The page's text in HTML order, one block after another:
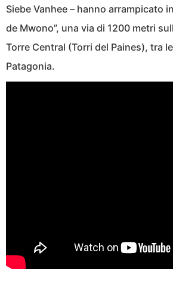
Siebe Vanhee – hanno arrampicato
de Mwono”, una via di 1200 metri
Torre Central (Torri del Paines), tra
Patagonia.